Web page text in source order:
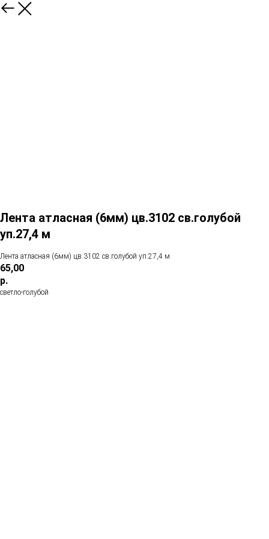
Лента атласная (6мм) цв.3102 св.голубой
уп.27,4 м
Лента атласная (6мм) цв.3102 св.голубой уп.27,4 м
65,00
р.
светло-голубой